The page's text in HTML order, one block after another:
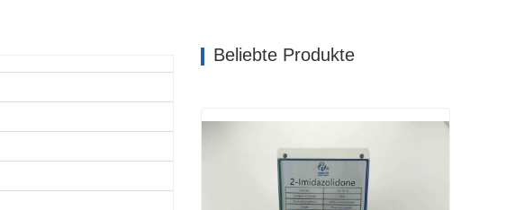
Beliebte Produkte